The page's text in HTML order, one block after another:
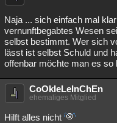
Naja ... sich einfach mal
vernunftbegabtes Wesen
selbst bestimmt. Wer sich
lässt ist selbst Schuld und
offenbar möchte man es so
CoOkIeLeInChEn
ehemaliges Mitglied
Hilft alles nicht